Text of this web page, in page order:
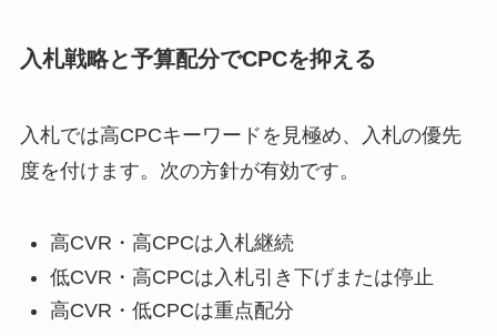
入札戦略と予算配分でCPCを抑える
入札では高CPCキーワードを見極め、入札の優先
度を付けます。次の方針が有効です。
高CVR・高CPCは入札継続
低CVR・高CPCは入札引き下げまたは停止
高CVR・低CPCは重点配分